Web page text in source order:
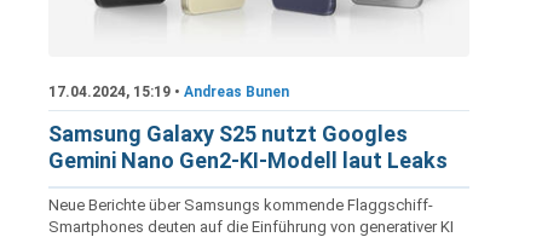
17.04.2024, 15:19 • Andreas Bunen
Samsung Galaxy S25 nutzt Googles
Gemini Nano Gen2-KI-Modell laut Leaks
Neue Berichte über Samsungs kommende Flaggschiff-
Smartphones deuten auf die Einführung von generativer KI